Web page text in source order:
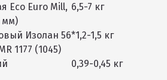
Eco Euro Mill,
мм)
6,5-7 кг
Изолан 56
1177 (1045)
*1,2-1,5 кг
0,39-0,45 кг